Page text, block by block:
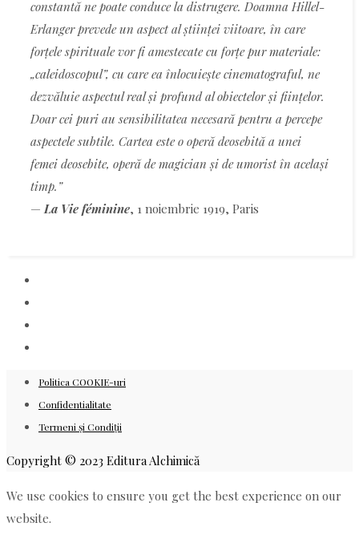
constantă ne poate conduce la distrugere. Doamna Hillel-
Erlanger prevede un aspect al științei viitoare, în care
forțele spirituale vor fi amestecate cu forțe pur materiale:
„caleidoscopul”, cu care ea înlocuiește cinematograful, ne
dezvăluie aspectul real și profund al obiectelor și ființelor.
Doar cei puri au sensibilitatea necesară pentru a percepe
aspectele subtile. Cartea este o operă deosebită a unei
femei deosebite, operă de magician și de umorist în același
timp.”
—La Vie féminine, 1 noiembrie 1919, Paris
Politica COOKIE-uri
Confidentialitate
Termeni și Condiții
Copyright © 2023 Editura Alchimică
We use cookies to ensure you get the best experience on our
website.